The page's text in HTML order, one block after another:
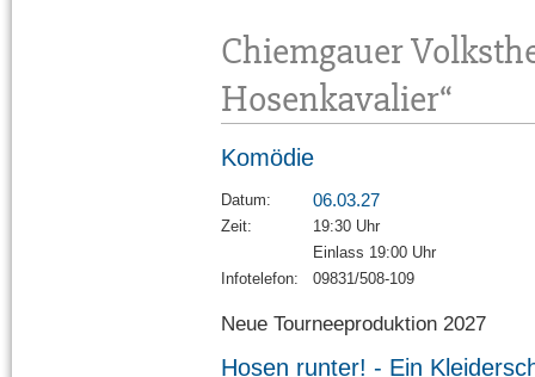
Chiemgauer
Hosenkavalier“
Komödie
Datum: 06.03.27
Zeit:
19:30 Uhr
Einlass 19:00 Uhr
Infotelefon: 09831/508-109
Neue Tourneeproduktion 2027
Hosen runter! - Ein